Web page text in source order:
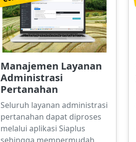
Manajemen Layanan
Administrasi
Pertanahan
Seluruh layanan administrasi
pertanahan dapat diproses
melalui aplikasi Siaplus
sehingga mempermudah